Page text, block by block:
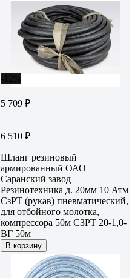
5 709 ₽
6 510 ₽
Шланг резиновый
армированный ОАО
Саранский завод
Резинотехника д. 20мм 10 Атм
СзРТ (рукав) пневматический,
для отбойного молотка,
компрессора 50м СЗРТ 20-1,0-
ВГ 50м
В корзину